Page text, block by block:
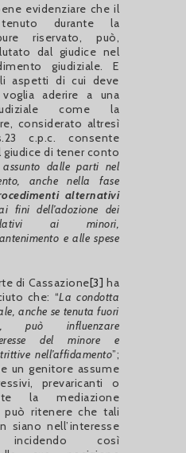
evidenziare che il
tenuto durante la
riservato, può,
dal giudice nel
giudiziale. E
aspetti di cui deve
aderire a una
come la
considerato altresì
c.p.c. consente
di tener conto
assunto dalle parti nel
anche nella fase
alternativi
fini dell’adozione dei
ai minori,
e alle spese
di Cassazione[3] ha
che: “La condotta
anche se tenuta fuori
può influenzare
del minore e
nell’affidamento”;
un genitore assume
prevaricanti o
la mediazione
può ritenere che tali
siano nell’interesse
così